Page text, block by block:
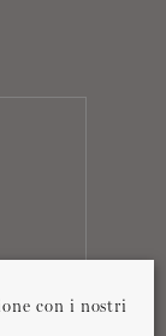
con i nostri